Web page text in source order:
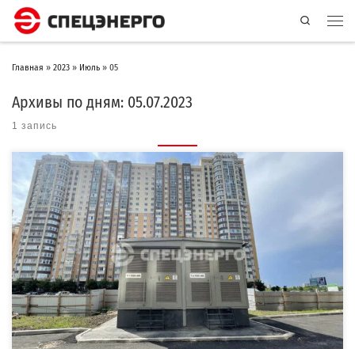
Search
Главная » 2023 » Июль » 05
Архивы по дням: 05.07.2023
1 запись
Компания «СПЕЦЭНЕРГО» изготовила, осуществила поставку и монтаж
двухтрансформаторной бетонной подстанции (2БКТП) для электроснабжения ЖК
«ID […]